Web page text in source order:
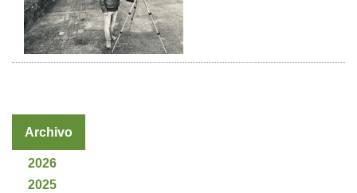
Archivo
2026
2025